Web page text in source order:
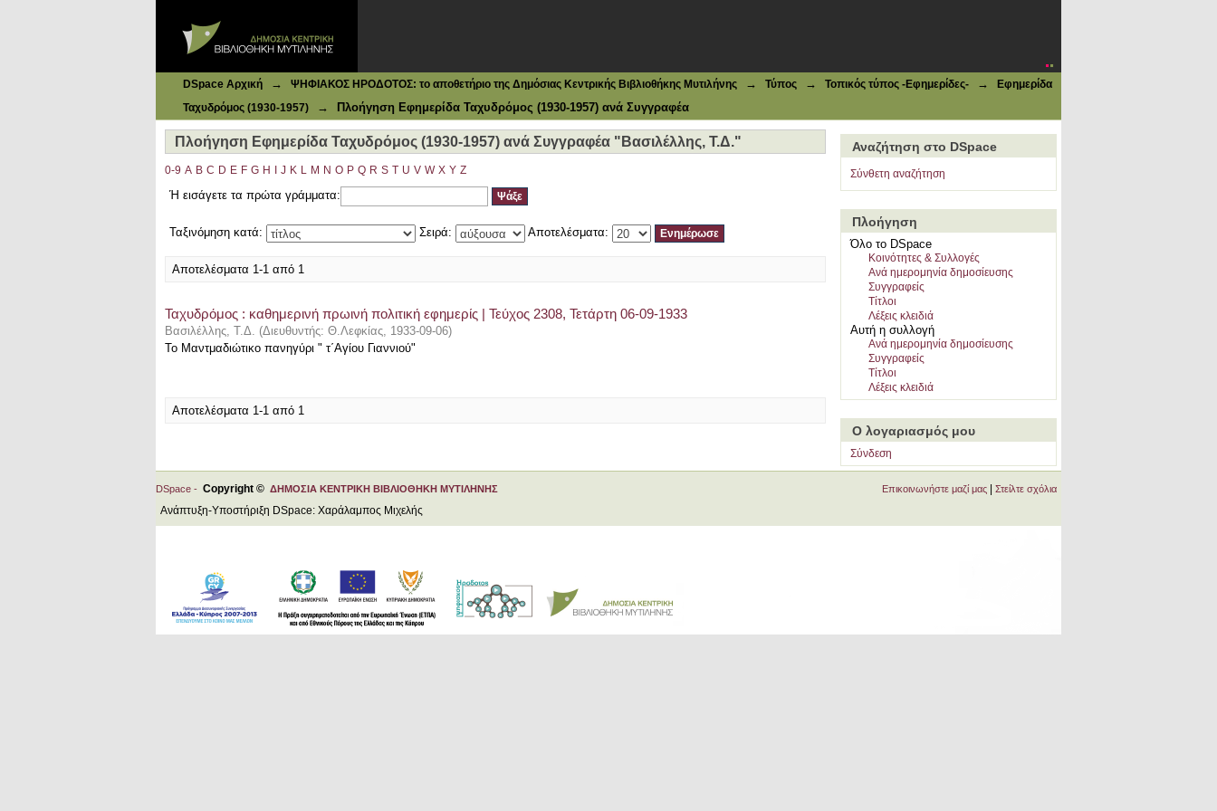
DSpace Αρχική → ΨΗΦΙΑΚΟΣ ΗΡΟΔΟΤΟΣ: το αποθετήριο της Δημόσιας Κεντρικής Βιβλιοθήκης Μυτιλήνης → Τύπος → Τοπικός τύπος -Εφημερίδες- →
Εφημερίδα
Ταχυδρόμος (1930-1957)
→ Πλοήγηση Εφημερίδα Ταχυδρόμος (1930-1957) ανά Συγγραφέα
Πλοήγηση Εφημερίδα Ταχυδρόμος (1930-1957) ανά Συγγραφέα "Βασιλέλλης, Τ.Δ."
0-9 A B C D E F G H J K L M N O P Q R S T U V W X Y Z
Ή εισάγετε τα πρώτα γράμματα:
Ταξινόμηση κατά: Σειρά: Αποτελέσματα:
Αποτελέσματα 1-1 από 1
Ταχυδρόμος : καθημερινή πρωινή πολιτική εφημερίς | Τεύχος 2308, Τετάρτη 06-09-1933
Βασιλέλλης, Τ.Δ. (Διευθυντής: Θ.Λεφκίας, 1933-09-06)
Το Μαντμαδιώτικο πανηγύρι " τ΄Αγίου Γιαννιού"
Αποτελέσματα 1-1 από 1
Αναζήτηση στο DSpace
Σύνθετη αναζήτηση
Πλοήγηση
Όλο το DSpace
Κοινότητες & Συλλογές
Ανά ημερομηνία δημοσίευσης
Συγγραφείς
Τίτλοι
Λέξεις κλειδιά
Αυτή η συλλογή
Ανά ημερομηνία δημοσίευσης
Συγγραφείς
Τίτλοι
Λέξεις κλειδιά
Ο λογαριασμός μου
Σύνδεση
DSpace - Copyright © ΔΗΜΟΣΙΑ ΚΕΝΤΡΙΚΗ ΒΙΒΛΙΟΘΗΚΗ ΜΥΤΙΛΗΝΗΣ
Ανάπτυξη-Υποστήριξη DSpace: Χαράλαμπος Μιχελής
Επικοινωνήστε μαζί μας Στείλτε σχόλια